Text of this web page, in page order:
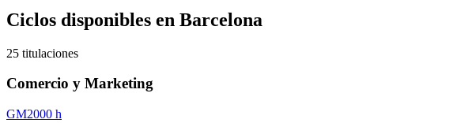
Ciclos disponibles en Barcelona
25 titulaciones
Comercio y Marketing
GM2000 h